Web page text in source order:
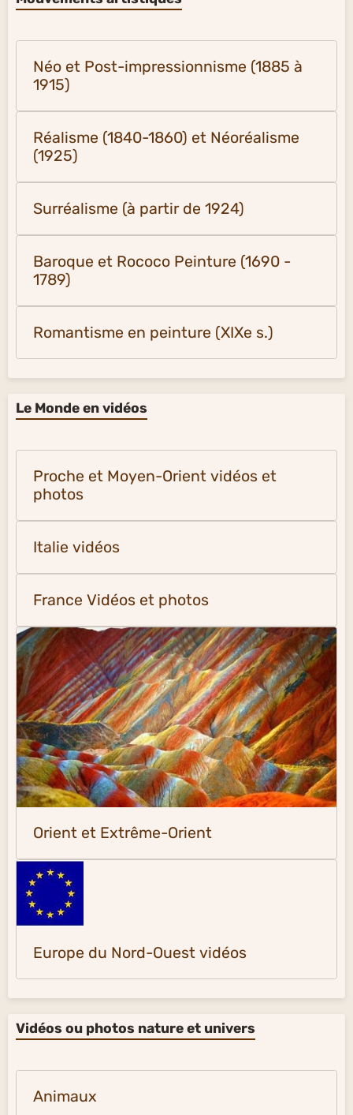
Néo et Post-impressionnisme (1885 à
1915)
Réalisme (1840-1860) et Néoréalisme
(1925)
Surréalisme (à partir de 1924)
Baroque et Rococo Peinture (1690 -
1789)
Romantisme en peinture (XIXe s.)
Le Monde en vidéos
Proche et Moyen-Orient vidéos et
photos
Italie vidéos
France Vidéos et photos
Orient et Extrême-Orient
Europe du Nord-Ouest vidéos
Vidéos ou photos nature et univers
Animaux